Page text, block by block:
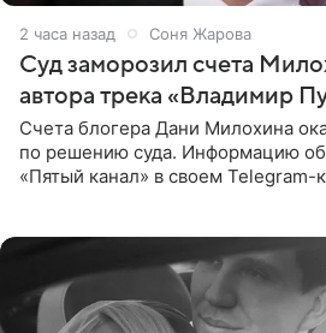
2 часа назад Соня Жарова
Суд заморозил счета
автора трека «Владимир
Счета блогера Дани Милохина
по решению суда. Информацию об
«Пятый канал» в своем Telegram-